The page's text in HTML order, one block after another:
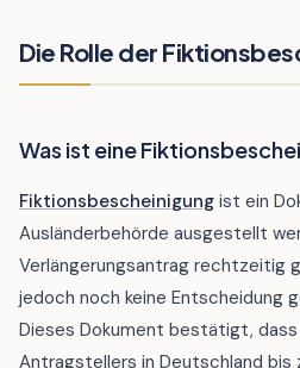
Die Rolle der
Was ist eine
Fiktionsbescheinigung ist ein
Ausländerbehörde ausgestellt
Verlängerungsantrag rechtzeitig
jedoch noch keine Entscheidung
Dieses Dokument bestätigt,
Antragstellers in Deutschland bis